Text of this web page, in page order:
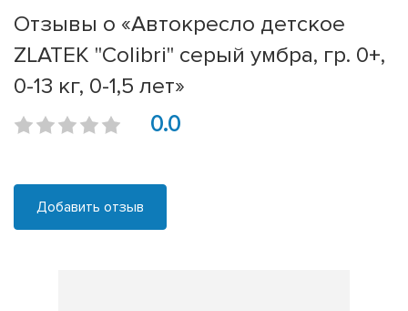
Отзывы о «Автокресло детское
ZLATEK "Colibri" серый умбра, гр. 0+,
0-13 кг, 0-1,5 лет»
0.0
Добавить отзыв